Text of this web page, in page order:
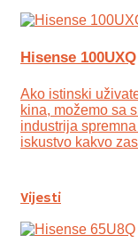
Hisense 100UXQ
Ako istinski
kina, možemo sa
industrija
iskustvo kakvo
Vijesti